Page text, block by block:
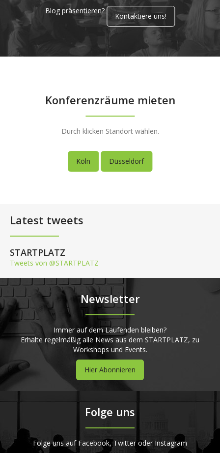
Blog präsentieren?
Kontaktiere uns!
Konferenzräume mieten
Durch klicken Standort wählen.
Köln Düsseldorf
Latest tweets
STARTPLATZ
Tweets von @STARTPLATZ
Newsletter
Immer auf dem Laufenden bleiben?
Erhalte regelmäßig alle News aus dem STARTPLATZ, zu
Workshops und Events.
Hier Abonnieren
Folge uns
Folge uns auf Facebook, Twitter oder Instagram